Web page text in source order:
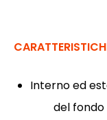
Interno ed
del